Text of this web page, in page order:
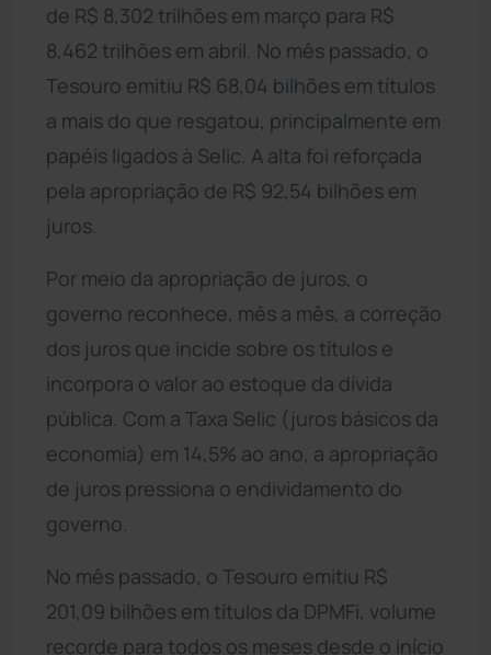
de R$ 8,302 trilhões em março para R$
8,462 trilhões em abril. No mês passado, o
Tesouro emitiu R$ 68,04 bilhões em títulos
a mais do que resgatou, principalmente em
papéis ligados à Selic. A alta foi reforçada
pela apropriação de R$ 92,54 bilhões em
juros.
Por meio da apropriação de juros, o
governo reconhece, mês a mês, a correção
dos juros que incide sobre os títulos e
incorpora o valor ao estoque da dívida
pública. Com a Taxa Selic (juros básicos da
economia) em 14,5% ao ano, a apropriação
de juros pressiona o endividamento do
governo.
No mês passado, o Tesouro emitiu R$
201,09 bilhões em títulos da DPMFi, volume
recorde para todos os meses desde o início